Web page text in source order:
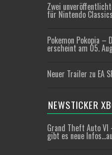
Zwei
für Nintendo
Pokemon Pokopia –
erscheint am 05.
Neuer Trailer zu EA
NEWSTICKER
Grand Theft Auto VI
gibt es neue